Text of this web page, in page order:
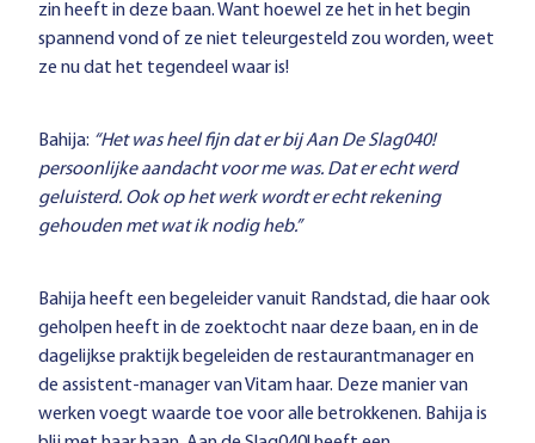
zin heeft in deze baan. Want hoewel ze het in het begin
spannend vond of ze niet teleurgesteld zou worden, weet
ze nu dat het tegendeel waar is!
Bahija: “Het was heel fijn dat er bij Aan De Slag040!
persoonlijke aandacht voor me was. Dat er echt werd
geluisterd. Ook op het werk wordt er echt rekening
gehouden met wat ik nodig heb.”
Bahija heeft een begeleider vanuit Randstad, die haar ook
geholpen heeft in de zoektocht naar deze baan, en in de
dagelijkse praktijk begeleiden de restaurantmanager en
de assistent-manager van Vitam haar. Deze manier van
werken voegt waarde toe voor alle betrokkenen. Bahija is